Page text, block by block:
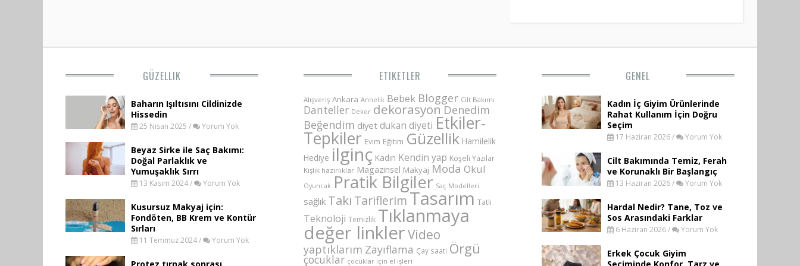
GÜZELLIK
Baharın Işıltısını Cildinizde
Hissedin
25 Nisan 2025 / Yorum Yok
Beyaz Sirke ile Saç Bakımı:
Doğal Parlaklık ve
Yumuşaklık Sırrı
13 Kasım 2024 / Yorum Yok
Kusursuz Makyaj için:
Fondöten, BB Krem ve Kontür
Sırları
11 Temmuz 2024 / Yorum Yok
ETIKETLER
Alışveriş Ankara Annelik Bebek Blogger Cilt Bakımı
Danteller Dekor dekorasyon Denedim
Beğendim diyet dukan diyeti Etkiler-
Tepkiler Evim Eğitim Güzellik Hamilelik
Hediye ilginç Kadın Kendin yap Köşeli Yazılar
Kışlık hazırlıklar Magazinsel Makyaj Moda Okul
Oyuncak Pratik Bilgiler Saç Modelleri
sağlık Takı Tariflerim Tasarım Tatlı
Teknoloji Temizlik Tıklanmaya
değer linklerVideo
yaptıklarım Zayıflama Çay saati Örgü
çocuklar çocuklar için el işleri
GENEL
Kadın İç Giyim Ürünlerinde
Rahat Kullanım İçin Doğru
Seçim
17 Haziran 2026 / Yorum Yok
Cilt Bakımında Temiz, Ferah
ve Korunaklı Bir Başlangıç
13 Haziran 2026 / Yorum Yok
Hardal Nedir? Tane, Toz ve
Sos Arasındaki Farklar
6 Haziran 2026 / Yorum Yok
Erkek Çocuk Giyim